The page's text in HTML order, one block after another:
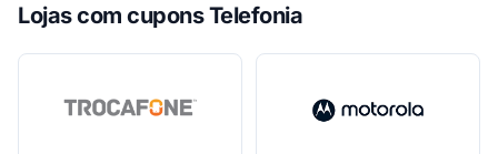
Lojas com cupons Telefonia